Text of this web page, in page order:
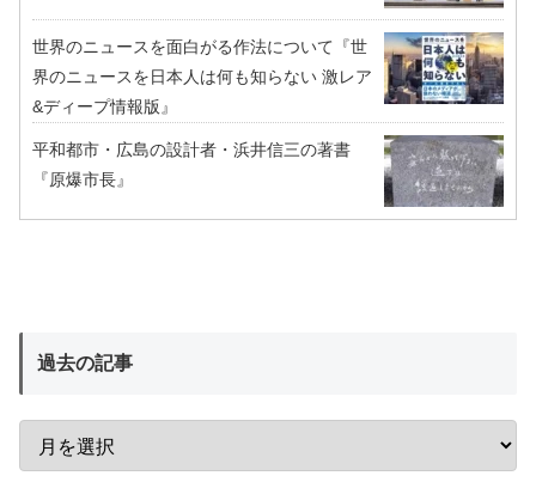
世界のニュースを面白がる作法について『世
界のニュースを日本人は何も知らない 激レア
&ディープ情報版』
平和都市・広島の設計者・浜井信三の著書
『原爆市長』
過去の記事